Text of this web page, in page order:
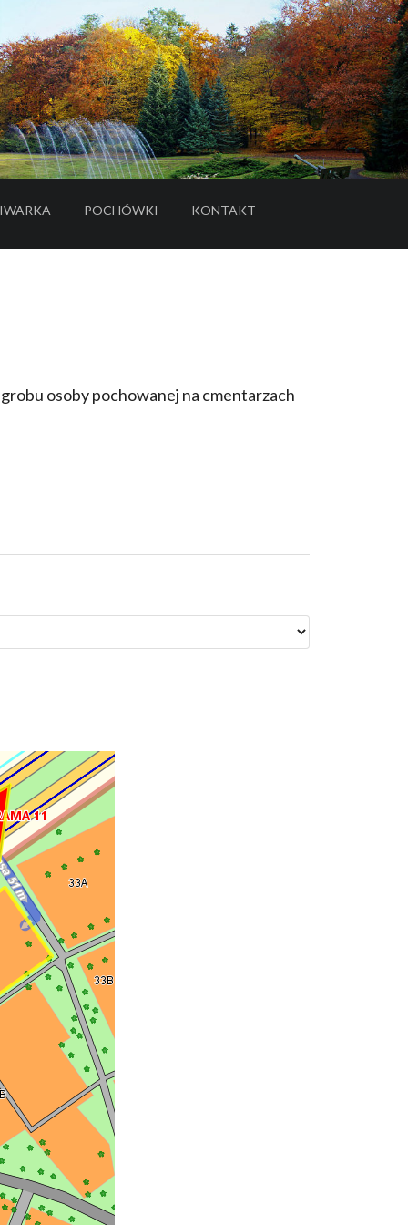
POCHÓWKI
- LINK DO SERWISU ZEWNĘTRZNEGO
KONTAKT
osoby pochowanej na cmentarzach